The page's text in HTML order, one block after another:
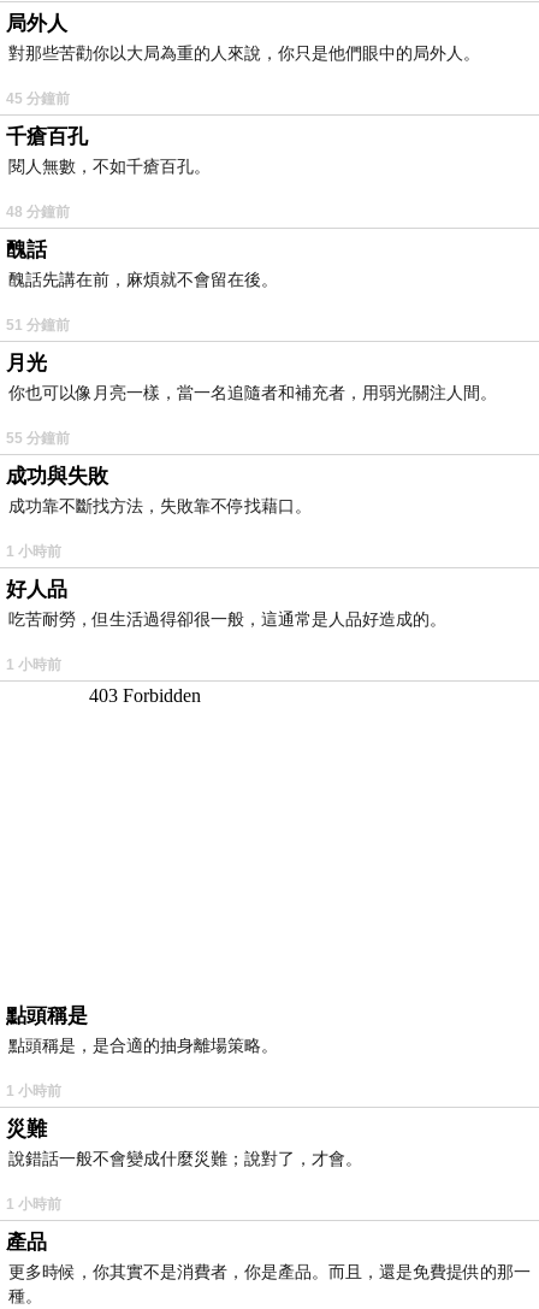
局外人
對那些苦勸你以大局為重的人來說，你只是他們眼中的局外人。
45 分鐘前
千瘡百孔
閱人無數，不如千瘡百孔。
48 分鐘前
醜話
醜話先講在前，麻煩就不會留在後。
51 分鐘前
月光
你也可以像月亮一樣，當一名追隨者和補充者，用弱光關注人間。
55 分鐘前
成功與失敗
成功靠不斷找方法，失敗靠不停找藉口。
1 小時前
好人品
吃苦耐勞，但生活過得卻很一般，這通常是人品好造成的。
1 小時前
點頭稱是
點頭稱是，是合適的抽身離場策略。
1 小時前
災難
說錯話一般不會變成什麼災難；說對了，才會。
1 小時前
產品
更多時候，你其實不是消費者，你是產品。而且，還是免費提供的那一
種。